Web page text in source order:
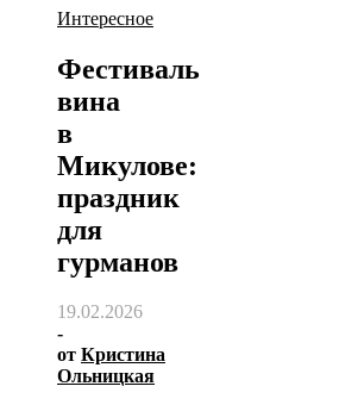
Интересное
Фестиваль
вина
в
Микулове:
праздник
для
гурманов
19.02.2026
-
от Кристина
Ольницкая